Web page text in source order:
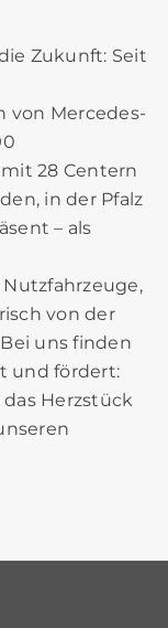
Zukunft: Seit
von Mercedes-
28 Centern
in der Pfalz
– als
Nutzfahrzeuge,
von der
uns finden
und fördert:
Herzstück